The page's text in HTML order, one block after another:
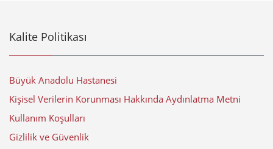
Kalite Politikası
Büyük Anadolu Hastanesi
Kişisel Verilerin Korunması Hakkında Aydınlatma Metni
Kullanım Koşulları
Gizlilik ve Güvenlik